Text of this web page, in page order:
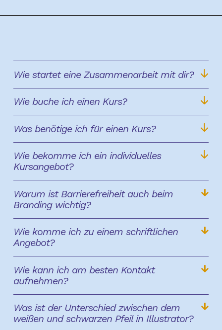
Wie startet eine Zusammenarbeit mit dir?
Wie buche ich einen Kurs?
Was benötige ich für einen Kurs?
Wie bekomme ich ein individuelles
Kursangebot?
Warum ist Barrierefreiheit auch beim
Branding wichtig?
Wie komme ich zu einem schriftlichen
Angebot?
Wie kann ich am besten Kontakt
aufnehmen?
Was ist der Unterschied zwischen dem
weißen und schwarzen Pfeil in Illustrator?